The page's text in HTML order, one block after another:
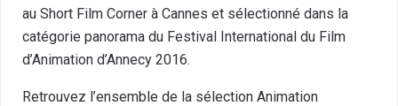
au Short Film Corner à Cannes et sélectionné dans la
catégorie panorama du Festival International du Film
d’Animation d’Annecy 2016.
Retrouvez l’ensemble de la sélection Animation